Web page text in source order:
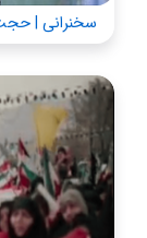
سخنرانی | حجت